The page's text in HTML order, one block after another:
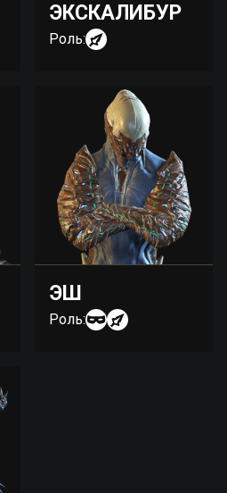
ЭКСКАЛИБУР
Роль:
ЭШ
Роль: